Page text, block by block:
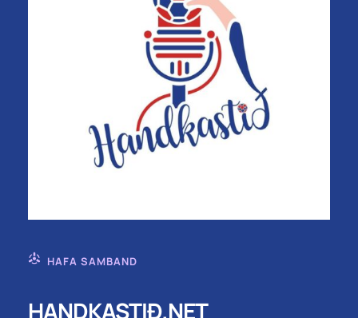
HAFA SAMBAND
HANDKASTIÐ.NET